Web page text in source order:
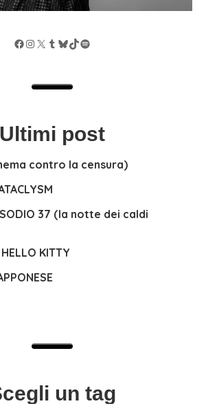
Facebook
Instagram
X Tumblr
Bluesky
TikTokSpotify
Ultimi post
contro la censura)
37 (la notte dei caldi
KITTY
un tag